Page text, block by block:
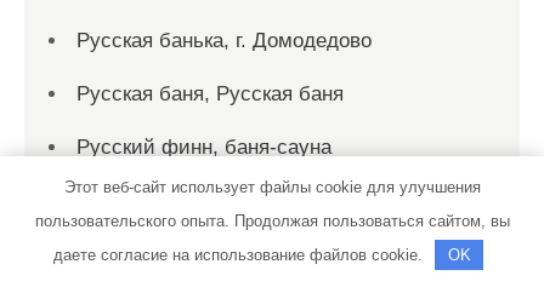
Русская банька, г. Домодедово
Русская баня, Русская баня
Русский финн, баня-сауна
Рыбка, сауна
Рэн, сервисный автокомплекс
Этот веб-сайт использует файлы cookie для улучшения
пользовательского опыта. Продолжая пользоваться сайтом, вы
даете согласие на использование файлов cookie.
OK